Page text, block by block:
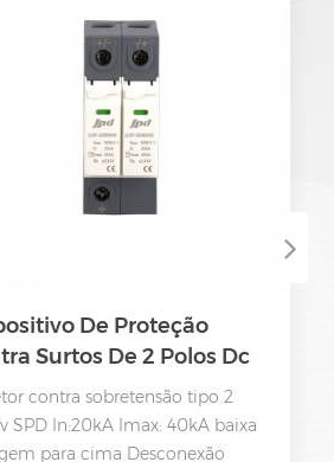
De Proteção
Surtos De 2 Polos Dc
1000V
contra sobretensão tipo 2
SPD In:20kA Imax: 40kA baixa
para cima Desconexão